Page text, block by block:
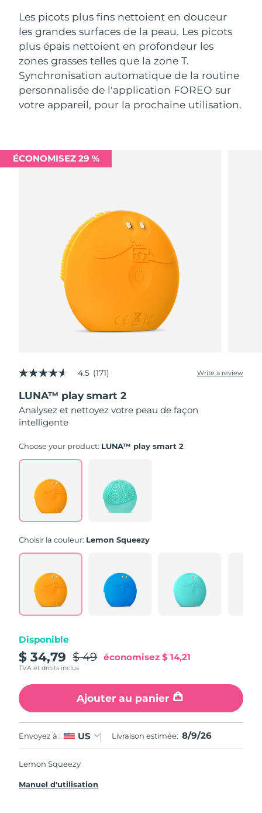
Les picots plus fins nettoient en douceur
les grandes surfaces de la peau. Les picots
plus épais nettoient en profondeur les
zones grasses telles que la zone T.
Synchronisation automatique de la routine
personnalisée de l'application FOREO sur
votre appareil, pour la prochaine utilisation.
ÉCONOMISEZ 29 %
4.5
of
5
stars,
average
value.
Read
171
Same
page
link.
4.5 (171) Write a review
LUNA™ play smart 2
Analysez et nettoyez votre peau de façon
intelligente
Choose your product: LUNA™ play smart 2
Choisir la couleur: Lemon Squeezy
Disponible
$ 34,79 $ 49 économisez$ 14,21
TVA et droits inclus
Ajouter au panier
Envoyez à : US Livraison estimée: 8/9/26
Lemon Squeezy
Manuel d'utilisation